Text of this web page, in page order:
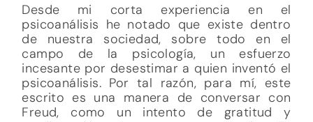
Desde mi corta experiencia en el
psicoanálisis he notado que existe dentro
de nuestra sociedad, sobre todo en el
campo de la psicología, un esfuerzo
incesante por desestimar a quien inventó el
psicoanálisis. Por tal razón, para mí, este
escrito es una manera de conversar con
Freud, como un intento de gratitud y